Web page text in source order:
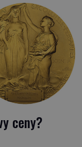
ceny?